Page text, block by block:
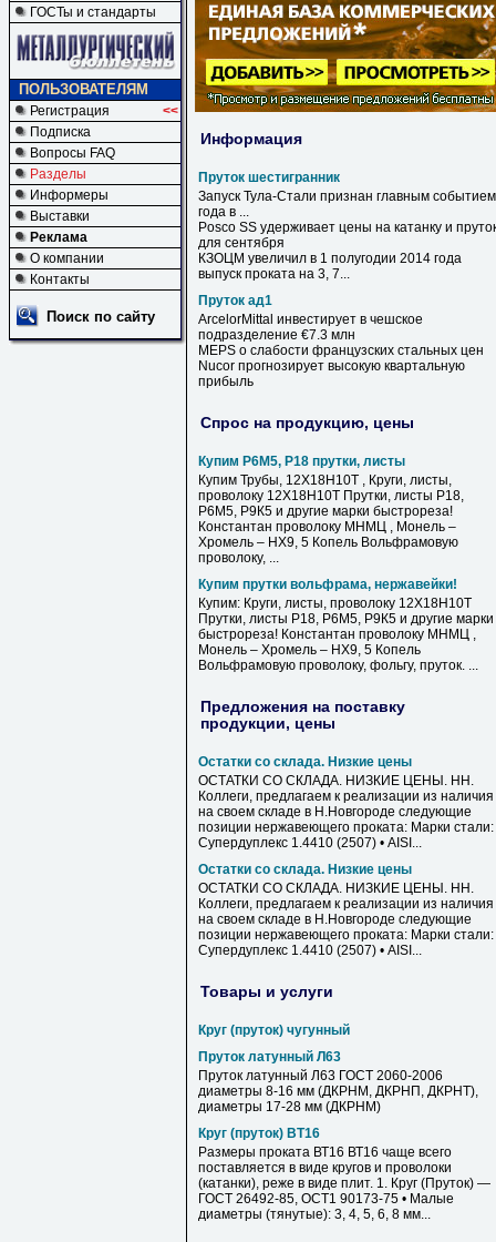
ГОСТы и стандарты
ПОЛЬЗОВАТЕЛЯМ
Регистрация
<<
Подписка
Вопросы FAQ
Разделы
Информеры
Выставки
Реклама
О компании
Контакты
Поиск по сайту
Информация
Пруток шестигранник
Запуск Тула-Стали признан главным событием
года в ...
Posco SS удерживает цены на катанку и
для сентября
КЗОЦМ увеличил в 1 полугодии 2014 года
выпуск проката на 3, 7...
Пруток ад1
ArcelorMittal инвестирует в чешское
подразделение €7.3 млн
MEPS о слабости французских стальных цен
Nucor прогнозирует высокую квартальную
прибыль
Спрос на продукцию, цены
Купим Р6М5, Р18 прутки, листы
Купим Трубы, 12Х18Н10Т , Круги, листы,
проволоку 12Х18Н10Т Прутки, листы Р18,
Р6М5, Р9К5 и другие марки быстрореза!
Константан проволоку МНМЦ , Монель –
Хромель – НХ9, 5 Копель Вольфрамовую
проволоку, ...
Купим прутки вольфрама, нержавейки!
Купим: Круги, листы, проволоку 12Х18Н10Т
Прутки, листы Р18, Р6М5, Р9К5 и другие марки
быстрореза! Константан проволоку МНМЦ ,
Монель – Хромель – НХ9, 5 Копель
Вольфрамовую проволоку, фольгу, пруток. ...
Предложения на поставку
продукции, цены
Остатки со склада. Низкие цены
ОСТАТКИ СО СКЛАДА. НИЗКИЕ ЦЕНЫ. НН.
Коллеги, предлагаем к реализации из наличия
на своем складе в Н.Новгороде следующие
позиции нержавеющего проката: Марки стали:
Супердуплекс 1.4410 (2507) • AISI...
Остатки со склада. Низкие цены
ОСТАТКИ СО СКЛАДА. НИЗКИЕ ЦЕНЫ. НН.
Коллеги, предлагаем к реализации из наличия
на своем складе в Н.Новгороде следующие
позиции нержавеющего проката: Марки стали:
Супердуплекс 1.4410 (2507) • AISI...
Товары и услуги
Круг (пруток) чугунный
Пруток латунный Л63
Пруток латунный Л63 ГОСТ 2060-2006
диаметры 8-16 мм (ДКРНМ, ДКРНП, ДКРНТ),
диаметры 17-28 мм (ДКРНМ)
Круг (пруток) ВТ16
Размеры проката ВТ16 ВТ16 чаще всего
поставляется в виде кругов и проволоки
(катанки), реже в виде плит. 1. Круг (Пруток) —
ГОСТ 26492-85, ОСТ1 90173-75 • Малые
диаметры (тянутые): 3, 4, 5, 6, 8 мм...